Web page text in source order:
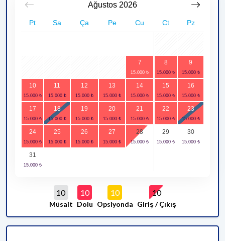
Ağustos 2026
Pt Sa Ça Pe Cu Ct Pz
7 8 9
10 11 12 13 14 15 16
17 18 19 20 21 22 23
24 25 26 27 28 29 30
31
10
Müsait
10
Dolu
10
Opsiyonda
10
Giriş / Çıkış